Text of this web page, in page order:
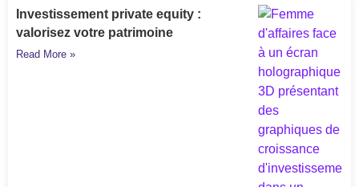
Investissement private equity :
valorisez votre patrimoine
Read More »